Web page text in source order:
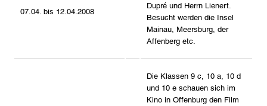
07.04. bis 12.04.2008
Dupré und Herrn Lienert.
Besucht werden die Insel
Mainau, Meersburg, der
Affenberg etc.
Die Klassen 9 c, 10 a, 10 d
und 10 e schauen sich im
Kino in Offenburg den Film